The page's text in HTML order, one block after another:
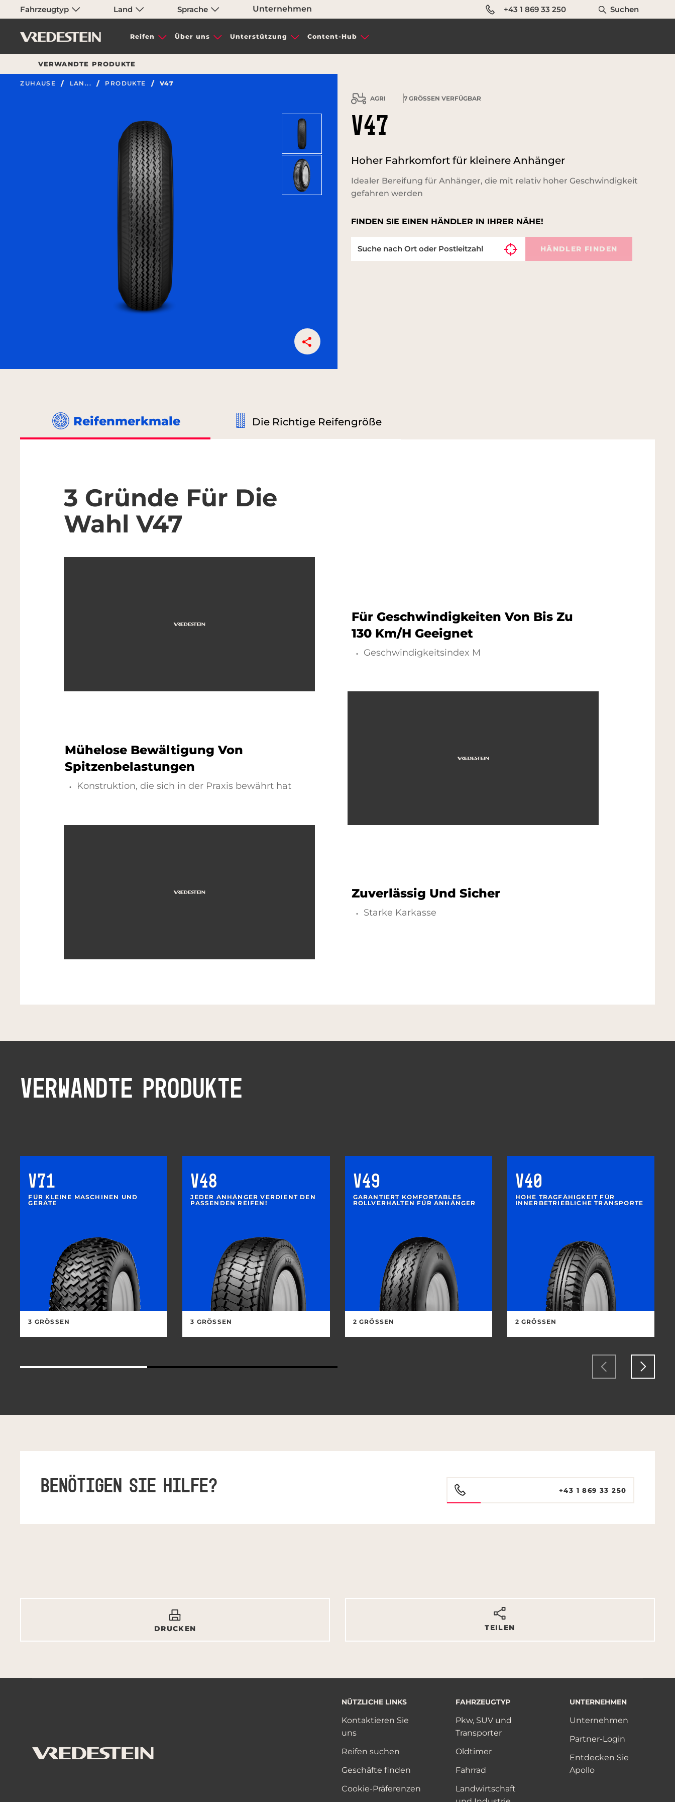
Fahrzeugtyp Land Sprache Unternehmen +43 1 869 33 250 Suchen
Reifen Über uns Unterstützung Content-Hub
VERWANDTE PRODUKTE
ZUHAUSE LAN... PRODUKTE V47
AGRI 7GRÖSSEN VERFÜGBAR
V47
Hoher Fahrkomfort für kleinere Anhänger
Idealer Bereifung für Anhänger, die mit relativ hoher Geschwindigkeit
gefahren werden
FINDEN SIE EINEN HÄNDLER IN IHRER NÄHE!
HÄNDLER FINDEN
Reifenmerkmale Die Richtige Reifengröße
3 Gründe Für Die
Wahl V47
Für Geschwindigkeiten Von Bis Zu
130 Km/h Geeignet
Geschwindigkeitsindex M
Mühelose Bewältigung Von
Spitzenbelastungen
Konstruktion, die sich in der Praxis bewährt hat
Zuverlässig Und Sicher
Starke Karkasse
VERWANDTE PRODUKTE
V71
FÜR KLEINE MASCHINEN UND
GERÄTE
3 GRÖSSEN
V48
JEDER ANHÄNGER VERDIENT DEN
PASSENDEN REIFEN!
3 GRÖSSEN
V49
GARANTIERT KOMFORTABLES
ROLLVERHALTEN FÜR ANHÄNGER
2 GRÖSSEN
V40
HOHE TRAGFÄHIGKEIT FÜR
INNERBETRIEBLICHE TRANSPORTE
2 GRÖSSEN
BENÖTIGEN SIE HILFE? +43 1 869 33 250
DRUCKEN TEILEN
NÜTZLICHE LINKS
Kontaktieren Sie
uns
Reifen suchen
Geschäfte finden
Cookie-Präferenzen
FAHRZEUGTYP
Pkw, SUV und
Transporter
Oldtimer
Fahrrad
Landwirtschaft
UNTERNEHMEN
Unternehmen
Partner-Login
Entdecken Sie
Apollo